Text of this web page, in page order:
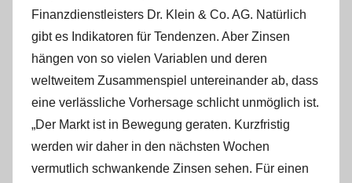
Finanzdienstleisters Dr. Klein & Co. AG. Natürlich
gibt es Indikatoren für Tendenzen. Aber Zinsen
hängen von so vielen Variablen und deren
weltweitem Zusammenspiel untereinander ab, dass
eine verlässliche Vorhersage schlicht unmöglich ist.
„Der Markt ist in Bewegung geraten. Kurzfristig
werden wir daher in den nächsten Wochen
vermutlich schwankende Zinsen sehen. Für einen